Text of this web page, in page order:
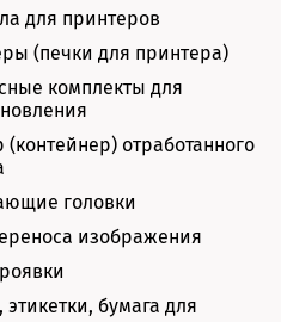
для принтеров
(печки для принтера)
комплекты для
(контейнер) отработанного
головки
изображения
бумага для